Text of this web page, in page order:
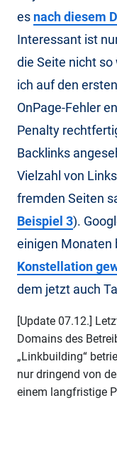
es nach diesem
Interessant ist
die Seite nicht
ich auf den
OnPage-Fehler
Penalty
Backlinks
Vielzahl von
fremden Seiten
Beispiel 3).
einigen Monaten
Konstellation
dem jetzt auch
[Update 07.12.]
Domains des
„Linkbuilding“
nur dringend von
einem langfristige